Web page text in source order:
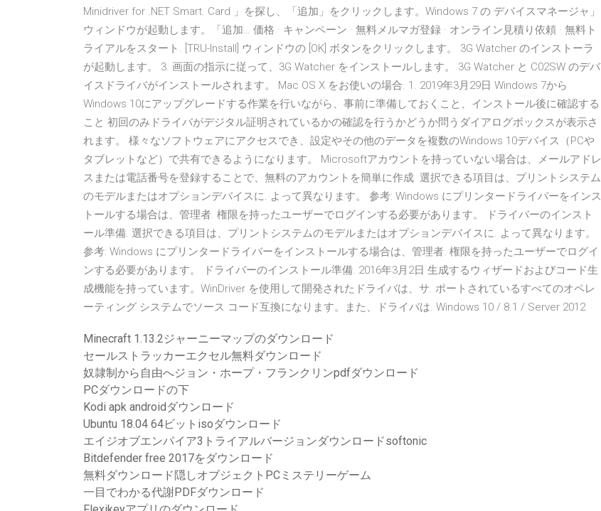
Minidriver for .NET Smart. Card 」を探し、「追加」をクリックします。Windows 7 の デバイスマネージャ」
ウィンドウが起動します。「追加… 価格 · キャンペーン · 無料メルマガ登録 · オンライン見積り依頼 · 無料ト
ライアルをスタート. [TRU-Install] ウィンドウの [OK] ボタンをクリックします。 3G Watcher のインストーラ
が起動します。 3. 画面の指示に従って、3G Watcher をインストールします。 3G Watcher と C02SW のデバ
イスドライバがインストールされます。 Mac OS X をお使いの場合. 1. 2019年3月29日 Windows 7から
Windows 10にアップグレードする作業を行いながら、事前に準備しておくこと、インストール後に確認する
こと 初回のみドライバがデジタル証明されているかの確認を行うかどうか問うダイアログボックスが表示さ
れます。 様々なソフトウェアにアクセスでき、設定やその他のデータを複数のWindows 10デバイス（PCや
タブレットなど）で共有できるようになります。 Microsoftアカウントを持っていない場合は、メールアドレ
スまたは電話番号を登録することで、無料のアカウントを簡単に作成 選択できる項目は、プリントシステム
のモデルまたはオプションデバイスに. よって異なります。 参考: Windows にプリンタードライバーをインス
トールする場合は、管理者. 権限を持ったユーザーでログインする必要があります。 ドライバーのインスト
ール準備. 選択できる項目は、プリントシステムのモデルまたはオプションデバイスに. よって異なります。
参考: Windows にプリンタードライバーをインストールする場合は、管理者. 権限を持ったユーザーでログイ
ンする必要があります。 ドライバーのインストール準備. 2016年3月2日 生成するウィザードおよびコード生
成機能を持っています。WinDriver を使用して開発されたドライバは、サ. ポートされているすべてのオペレ
ーティング システムでソース コード互換になります。また、ドライバは. Windows 10 / 8.1 / Server 2012
Minecraft 1.13.2ジャーニーマップのダウンロード
セールストラッカーエクセル無料ダウンロード
奴隷制から自由へジョン・ホープ・フランクリンpdfダウンロード
PCダウンロードの下
Kodi apk androidダウンロード
Ubuntu 18.04 64ビットisoダウンロード
エイジオブエンパイア3トライアルバージョンダウンロードsoftonic
Bitdefender free 2017をダウンロード
無料ダウンロード隠しオブジェクトPCミステリーゲーム
一目でわかる代謝PDFダウンロード